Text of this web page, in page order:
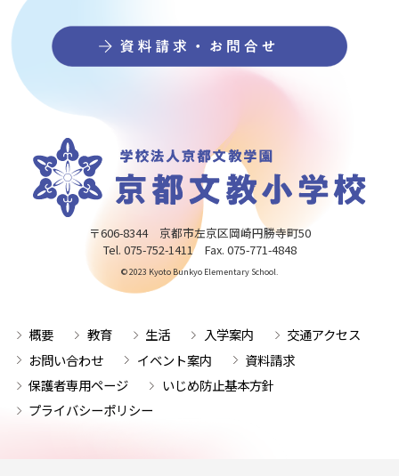
〒606-8344 京都市左京区岡崎円勝寺町50
Tel. 075-752-1411 Fax. 075-771-4848
© 2023 Kyoto Bunkyo Elementary School.
概要 教育 生活 入学案内
交通アクセス
お問い合わせ
イベント案内
資料請求
保護者専用ページ
いじめ防止基本方針
プライバシーポリシー